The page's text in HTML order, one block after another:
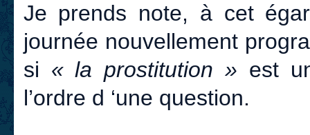
Je prends note, à cet
journée nouvellement
si « la prostitution » est
l’ordre d ‘une question.